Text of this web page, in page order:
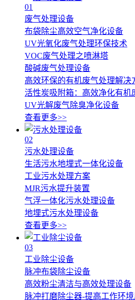
01
废气处理设备
布袋除尘高效空气净化设备
UV光氧化废气处理环保技术
VOC废气处理之喷淋塔
酸碱废气处理设备
高效环保的有机废气处理解决
活性炭吸附箱：高效净化有机
UV光解废气除臭净化设备
查看更多>>
02
污水处理设备
生活污水地埋式一体化设备
工业污水处理方案
MJR污水提升装置
气浮一体化污水处理设备
地埋式污水处理设备
查看更多>>
03
工业除尘设备
脉冲布袋除尘设备
高效粉尘清洁与高效处理设备
脉冲打磨除尘器-提高工作环